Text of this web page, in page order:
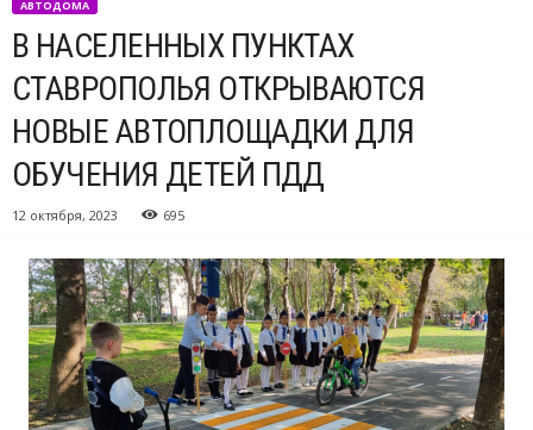
АВТОДОМА
В НАСЕЛЕННЫХ ПУНКТАХ
СТАВРОПОЛЬЯ ОТКРЫВАЮТСЯ
НОВЫЕ АВТОПЛОЩАДКИ ДЛЯ
ОБУЧЕНИЯ ДЕТЕЙ ПДД
12 октября, 2023 695